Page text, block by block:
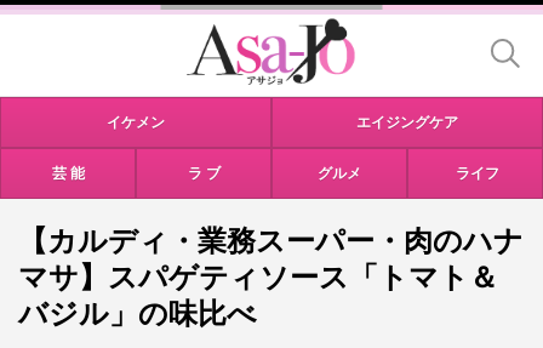
イケメン エイジングケア
芸 能 ラ ブ グルメ ライフ
【カルディ・業務スーパー・肉のハナ
マサ】スパゲティソース「トマト＆
バジル」の味比べ